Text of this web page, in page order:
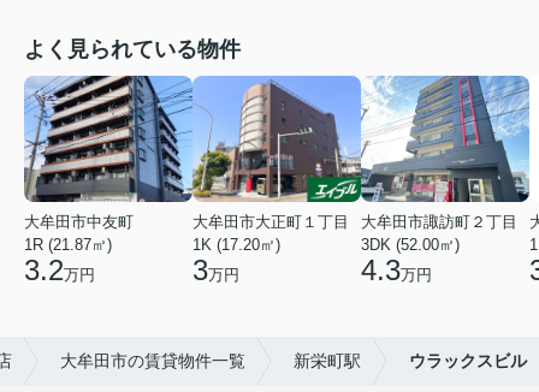
よく見られている物件
大牟田市中友町
1R (21.87㎡)
3.2万円
大牟田市大正町１丁目
1K (17.20㎡)
3万円
大牟田市諏訪町２丁目
3DK (52.00㎡)
4.3万円
大牟田市の賃貸物件一覧 新栄町駅 ウラックスビル